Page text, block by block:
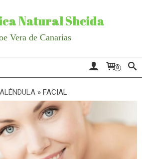
Natural Sheida
Vera de Canarias
0
» FACIAL